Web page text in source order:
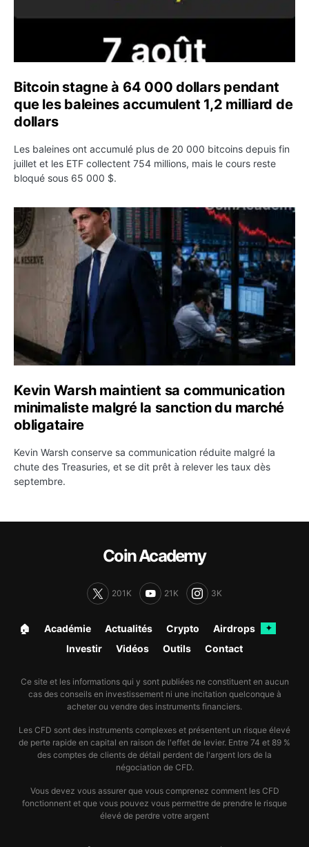
Bitcoin stagne à 64 000 dollars pendant
que les baleines accumulent 1,2 milliard de
dollars
Les baleines ont accumulé plus de 20 000 bitcoins depuis fin
juillet et les ETF collectent 754 millions, mais le cours reste
bloqué sous 65 000 $.
Kevin Warsh maintient sa communication minimaliste
Kevin Warsh maintient sa communication
minimaliste malgré la sanction du marché
obligataire
Kevin Warsh conserve sa communication réduite malgré la
chute des Treasuries, et se dit prêt à relever les taux dès
septembre.
Coin Academy
201K 21K 3K
🏠︎ Académie Actualités Crypto Airdrops ✦
Investir Vidéos Outils Contact
Ce site et les informations qui y sont publiées ne constituent en aucun
cas des conseils en investissement ni une incitation quelconque à
acheter ou vendre des instruments financiers.
Les CFD sont des instruments complexes et présentent un risque élevé
de perte rapide en capital en raison de l'effet de levier. Entre 74 et 89 %
des comptes de clients de détail perdent de l'argent lors de la
négociation de CFD.
Vous devez vous assurer que vous comprenez comment les CFD
fonctionnent et que vous pouvez vous permettre de prendre le risque
élevé de perdre votre argent